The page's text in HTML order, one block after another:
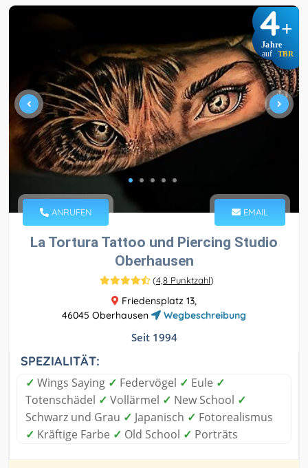
4+
Jahre
auf TBR
ANRUFEN EMAIL
La Tortura Tattoo und Piercing Studio
Oberhausen
(4,8 Punktzahl)
Friedensplatz 13,
46045 Oberhausen
Wegbeschreibung
Seit 1994
SPEZIALITÄT:
✓ Wings Saying ✓ Federvögel ✓ Eule ✓
Totenschädel ✓ Vollärmel ✓ New School ✓
Schwarz und Grau ✓ Japanisch ✓ Fotorealismus
✓ Kräftige Farbe ✓ Old School ✓ Porträts